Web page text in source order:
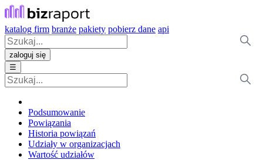
katalog firm branże pakiety pobierz dane api
zaloguj się
☰
Podsumowanie
Powiązania
Historia powiązań
Udziały w organizacjach
Wartość udziałów